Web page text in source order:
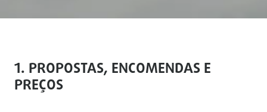
1. PROPOSTAS, ENCOMENDAS E
PREÇOS